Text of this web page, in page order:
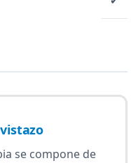
se compone de